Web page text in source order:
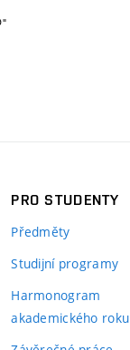
PRO STUDENTY
Předměty
Studijní programy
Harmonogram
akademického roku